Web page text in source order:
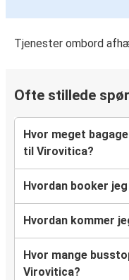
Tjenester ombord
Ofte stillede
Hvor meget
til Virovitica?
Hvordan booker
Hvordan kommer
Hvor mange
Virovitica?